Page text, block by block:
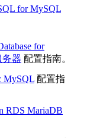
for MySQL
for
务器 配置指南。
MySQL 配置指
RDS MariaDB